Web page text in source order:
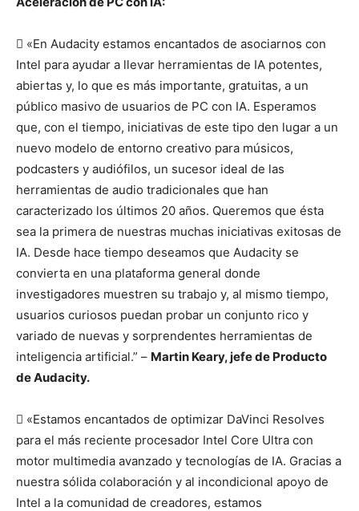
 «En Audacity estamos encantados de asociarnos con
Intel para ayudar a llevar herramientas de IA potentes,
abiertas y, lo que es más importante, gratuitas, a un
público masivo de usuarios de PC con IA. Esperamos
que, con el tiempo, iniciativas de este tipo den lugar a un
nuevo modelo de entorno creativo para músicos,
podcasters y audiófilos, un sucesor ideal de las
herramientas de audio tradicionales que han
caracterizado los últimos 20 años. Queremos que ésta
sea la primera de nuestras muchas iniciativas exitosas de
IA. Desde hace tiempo deseamos que Audacity se
convierta en una plataforma general donde
investigadores muestren su trabajo y, al mismo tiempo,
usuarios curiosos puedan probar un conjunto rico y
variado de nuevas y sorprendentes herramientas de
inteligencia artificial.” – Martin Keary, jefe de Producto
de Audacity.
 «Estamos encantados de optimizar DaVinci Resolves
para el más reciente procesador Intel Core Ultra con
motor multimedia avanzado y tecnologías de IA. Gracias a
nuestra sólida colaboración y al incondicional apoyo de
Intel a la comunidad de creadores, estamos